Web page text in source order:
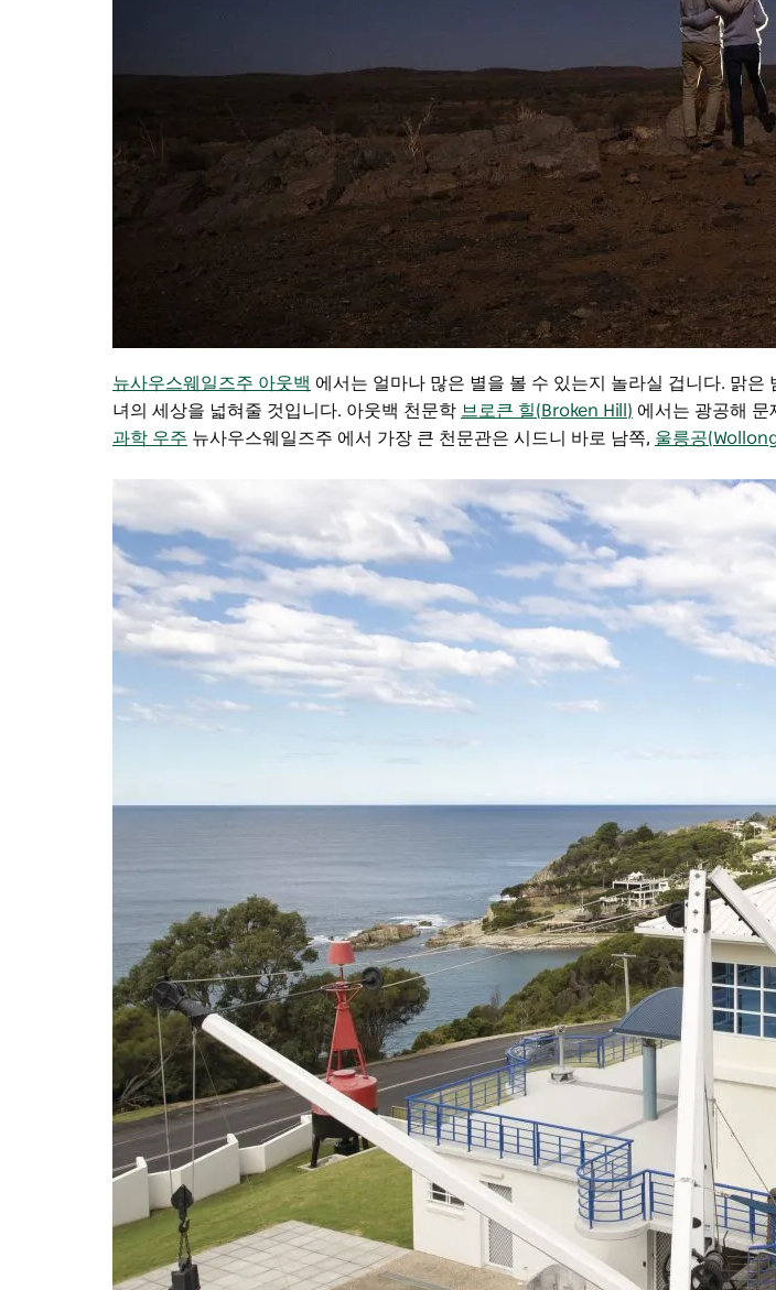
뉴사우스웨일즈주 아웃백 에서는 얼마나 많은 별을 볼 수 있는지 놀라실 겁니다. 맑은
녀의 세상을 넓혀줄 것입니다. 아웃백 천문학 브로큰 힐(Broken Hill) 에서는 광공해 문
과학 우주 뉴사우스웨일즈주 에서 가장 큰 천문관은 시드니 바로 남쪽, 울릉공